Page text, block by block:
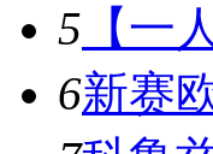
5 【一
6新赛